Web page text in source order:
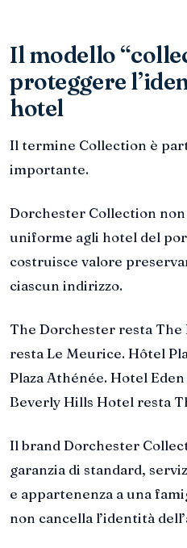
Il modello
proteggere
hotel
Il termine Collection è
importante.
Dorchester Collection
uniforme agli hotel del
costruisce valore
ciascun indirizzo.
The Dorchester resta
resta Le Meurice. Hôtel
Plaza Athénée. Hotel
Beverly Hills Hotel resta
Il brand Dorchester
garanzia di standard,
e appartenenza a una
non cancella l’identità